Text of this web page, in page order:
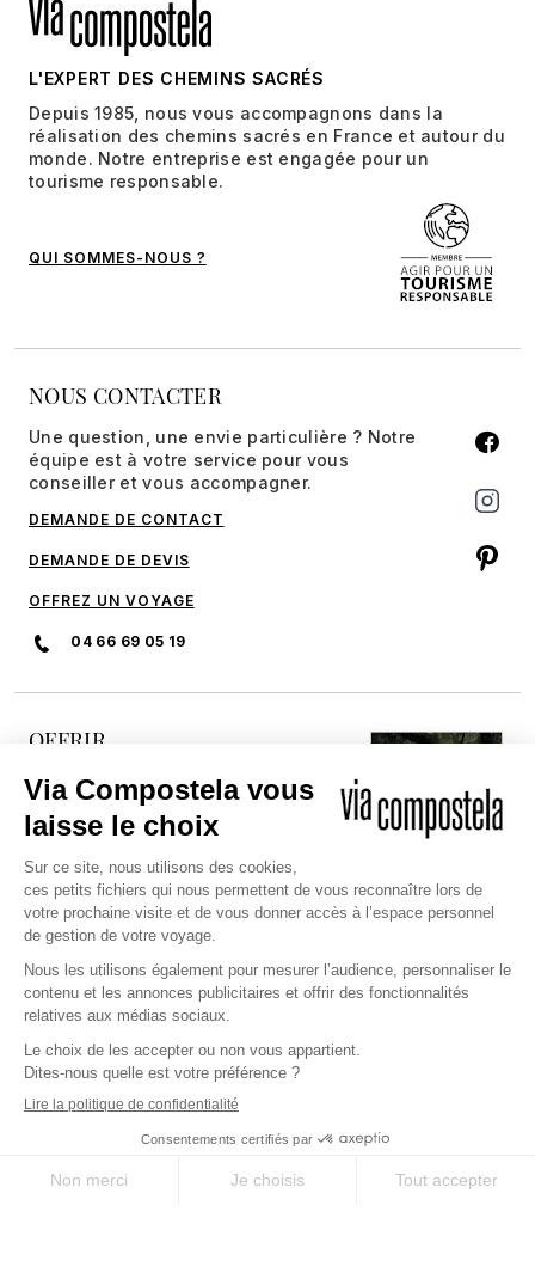
L'EXPERT DES CHEMINS SACRÉS
Depuis 1985, nous vous accompagnons dans la
réalisation des chemins sacrés en France et autour du
monde. Notre entreprise est engagée pour un
tourisme responsable.
QUI SOMMES-NOUS ?
NOUS CONTACTER
Une question, une envie particulière ? Notre
équipe est à votre service pour vous
conseiller et vous accompagner.
DEMANDE DE CONTACT
DEMANDE DE DEVIS
OFFREZ UN VOYAGE
04 66 69 05 19
OFFRIR
DÉCOUVREZ NOTRE CARTE
CADEAU
Et offrez à un proche la possibilité
de réaliser son rêve sur les
chemins millénaires.
JE DÉCOUVRE
Copyright © 2026 Via Compostela
CGV et Assurance
Politique de confidentialité et gestion des cookies